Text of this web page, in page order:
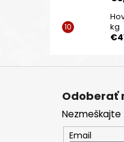
kg
Z
Odoberať
Email